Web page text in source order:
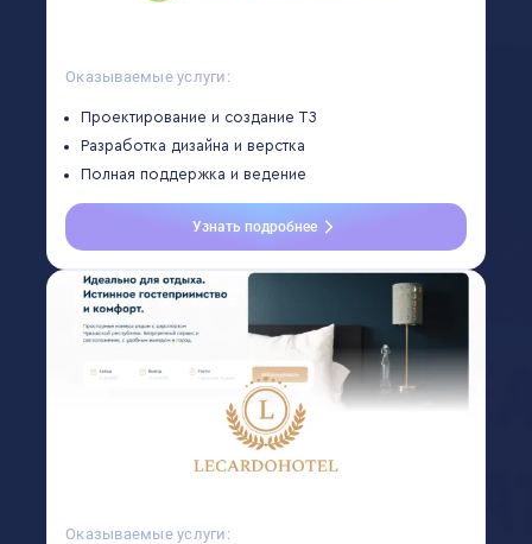
Оказываемые услуги:
Проектирование и создание ТЗ
Разработка дизайна и верстка
Полная поддержка и ведение
Узнать подробнее
Оказываемые услуги: